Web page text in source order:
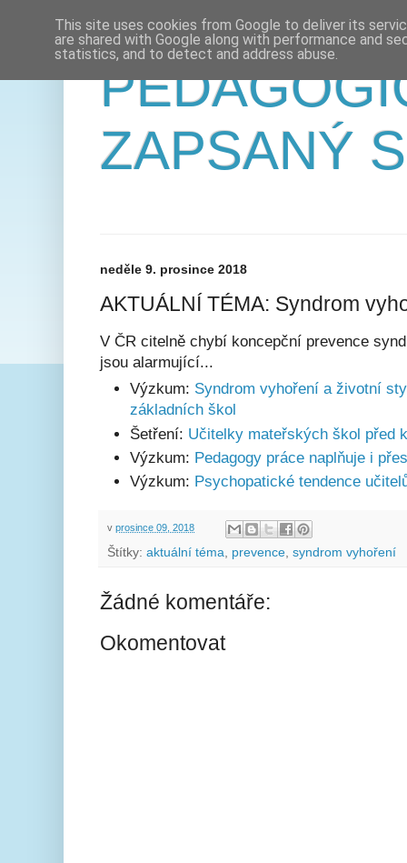
ZAPSANÝ
neděle 9. prosince 2018
AKTUÁLNÍ TÉMA: Syndrom
V ČR citelně chybí koncepční prevence
jsou alarmující...
Výzkum: Syndrom vyhoření a životní
základních škol
Šetření: Učitelky mateřských škol před
Výzkum: Pedagogy práce naplňuje i
Výzkum: Psychopatické tendence
v prosince 09, 2018
Štítky: aktuální téma prevence syndrom vyhoření
Žádné komentáře:
Okomentovat
This site uses cookies from Google to deliver its
are shared with Google along with performance and
statistics, and to detect and address abuse.